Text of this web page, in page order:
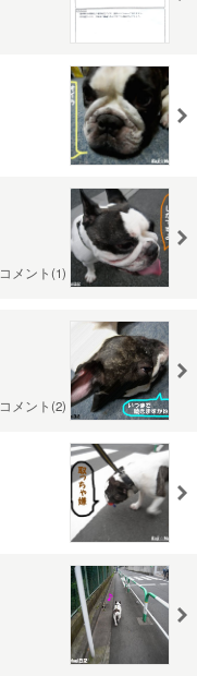
コメント(1)
コメント(2)